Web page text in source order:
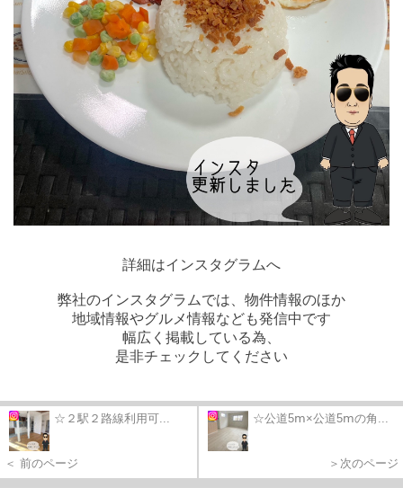
詳細はインスタグラムへ
弊社のインスタグラムでは、物件情報のほか
地域情報やグルメ情報なども発信中です
幅広く掲載している為、
是非チェックしてください
☆２駅２路線利用可...
＜ 前のページ
☆公道5ⅿ×公道5ⅿの角...
＞次のページ